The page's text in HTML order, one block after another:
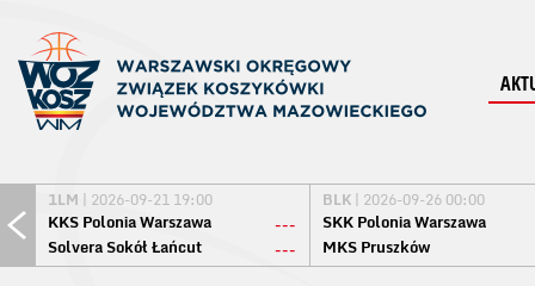
1LM | 2026-09-21 19:00
KKS Polonia Warszawa
---
Solvera Sokół Łańcut
---
BLK | 2026-09-26 00:00
SKK Polonia Warszawa
MKS Pruszków